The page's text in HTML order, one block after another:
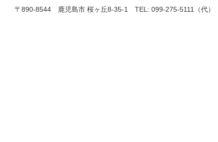
〒890-8544 鹿児島市 桜ヶ丘8-35-1 TEL: 099-275-5111（代）